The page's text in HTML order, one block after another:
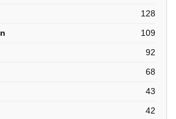
128
109
92
68
43
42